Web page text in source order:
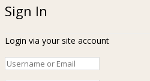
Sign In
Login via your site account